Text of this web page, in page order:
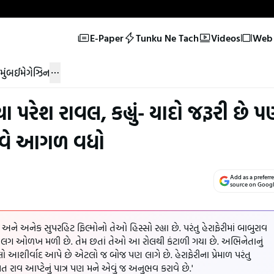
E-Paper Tunku Ne Tach Videos
મુંબઈમેગેઝિન
પરેશ રાવલ, કહ્યું- યાદો જરૂરી છે
આગળ વધો
Add as a
source on
અનેક સુપરહિટ ફિલ્મોનો તેઓ હિસ્સો રહ્યા છે. પરંતુ હેરાફેરીમાં બાબુરાવ
ઓળખ મળી છે. તેમ છતાં તેઓ આ રોલથી કંટાળી ગયા છે. અભિનેતાનું
આપે છે એટલો જ બોજ પણ લાગે છે. હેરાફેરીના પ્રેમાળ પરંતુ
રાવ આપ્ટેનું પાત્ર પણ મને એવું જ અનુભવ કરાવે છે.'